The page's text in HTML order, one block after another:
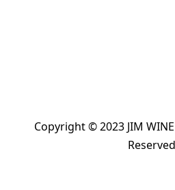
Copyright © 2023 JIM